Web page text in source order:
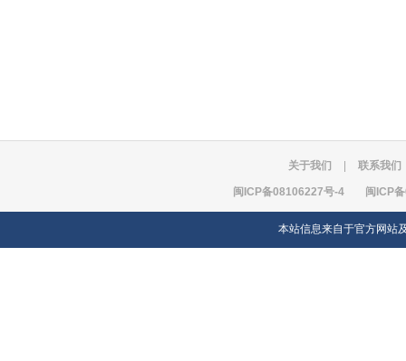
关于我们 联系我们
闽ICP备08106227号-4 闽ICP
本站信息来自于官方网站